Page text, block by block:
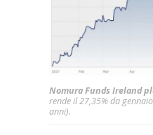
Nomura Funds Ireland
rende il 27,35% da
anni).